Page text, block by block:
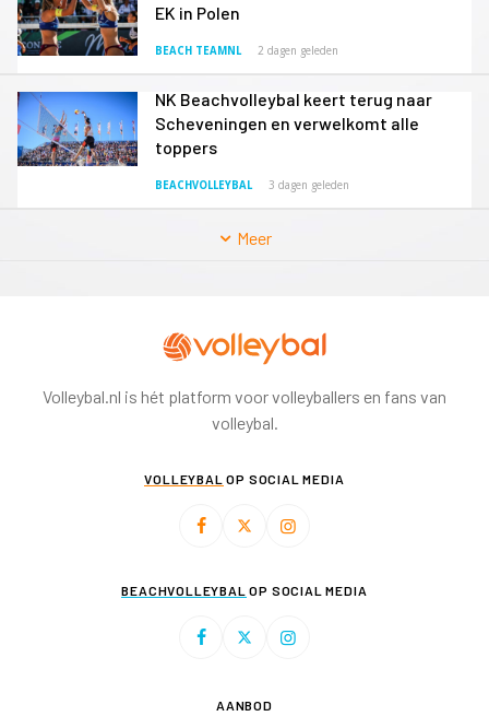
EK in Polen
BEACH TEAMNL 2 dagen geleden
NK Beachvolleybal keert terug naar
Scheveningen en verwelkomt alle
toppers
BEACHVOLLEYBAL 3 dagen geleden
Meer
Volleybal.nl is hét platform voor volleyballers en fans van
volleybal.
VOLLEYBAL OP SOCIAL MEDIA
BEACHVOLLEYBAL OP SOCIAL MEDIA
AANBOD